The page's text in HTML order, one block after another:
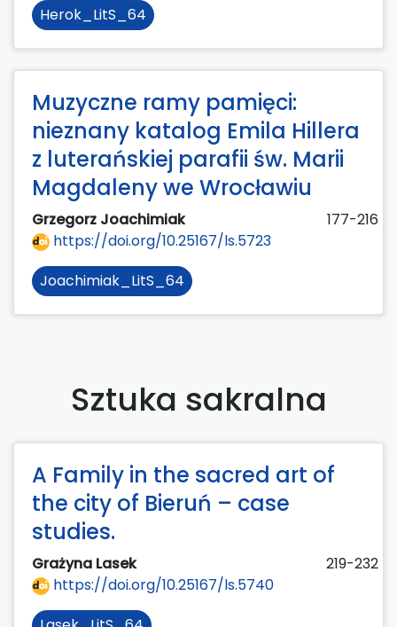
Herok_LitS_64
Muzyczne ramy pamięci:
nieznany katalog Emila Hillera
z luterańskiej parafii św. Marii
Magdaleny we Wrocławiu
Grzegorz Joachimiak
177-216
https://doi.org/10.25167/ls.5723
Joachimiak_LitS_64
Sztuka sakralna
A Family in the sacred art of
the city of Bieruń – case
studies.
Grażyna Lasek
219-232
https://doi.org/10.25167/ls.5740